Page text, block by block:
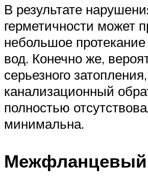
В результате
герметичности может
небольшое
вод. Конечно же,
серьезного
канализационный
полностью
минимальна.
Межфланцевый